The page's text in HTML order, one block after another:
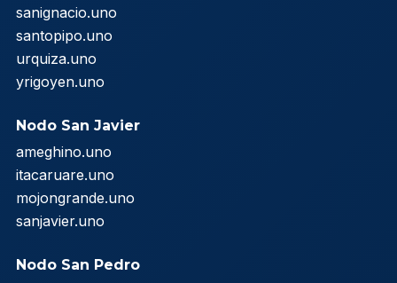
sanignacio.uno
santopipo.uno
urquiza.uno
yrigoyen.uno
Nodo San Javier
ameghino.uno
itacaruare.uno
mojongrande.uno
sanjavier.uno
Nodo San Pedro